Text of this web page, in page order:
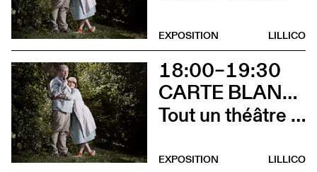
LILLICO
EXPOSITION
18:00–19:30
CARTE BLANCHE À ALBERTINE & GERMANO ZULLO
Tout un théâtre (Rencontre avec Albertine et Germano Zullo et soirée films d’animation. Tout public dès 10 ans)
LILLICO
EXPOSITION